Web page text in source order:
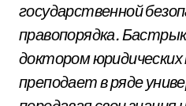
государственной
правопорядка.
доктором юридических
преподает в ряде